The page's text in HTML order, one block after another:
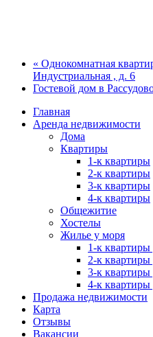
« Однокомнатная
Индустриальная , д. 6
Гостевой дом в
Главная
Аренда недвижимости
Дома
Квартиры
1-к квартиры
2-к квартиры
3-к квартиры
4-к квартиры
Общежитие
Хостелы
Жилье у моря
1-к квартиры
2-к квартиры
3-к квартиры
4-к квартиры
Продажа недвижимости
Карта
Отзывы
Вакансии